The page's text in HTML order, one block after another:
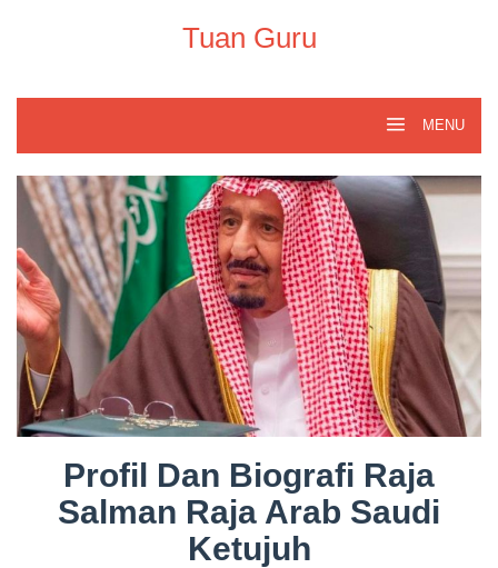
Tuan Guru
MENU
Profil Dan Biografi Raja
Salman Raja Arab Saudi
Ketujuh